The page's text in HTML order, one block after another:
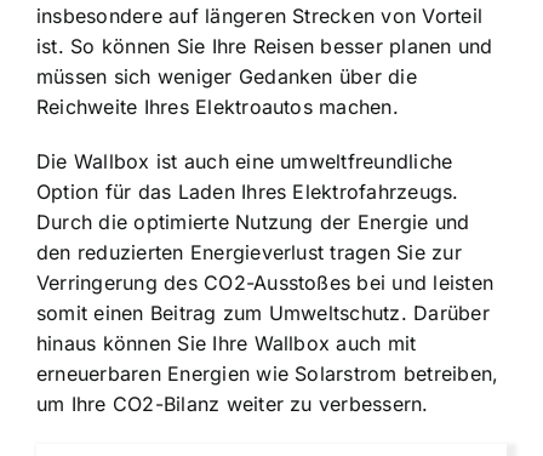
insbesondere auf längeren Strecken von Vorteil
ist. So können Sie Ihre Reisen besser planen und
müssen sich weniger Gedanken über die
Reichweite Ihres Elektroautos machen.
Die Wallbox ist auch eine umweltfreundliche
Option für das Laden Ihres Elektrofahrzeugs.
Durch die optimierte Nutzung der Energie und
den reduzierten Energieverlust tragen Sie zur
Verringerung des CO2-Ausstoßes bei und leisten
somit einen Beitrag zum Umweltschutz. Darüber
hinaus können Sie Ihre Wallbox auch mit
erneuerbaren Energien wie Solarstrom betreiben,
um Ihre CO2-Bilanz weiter zu verbessern.